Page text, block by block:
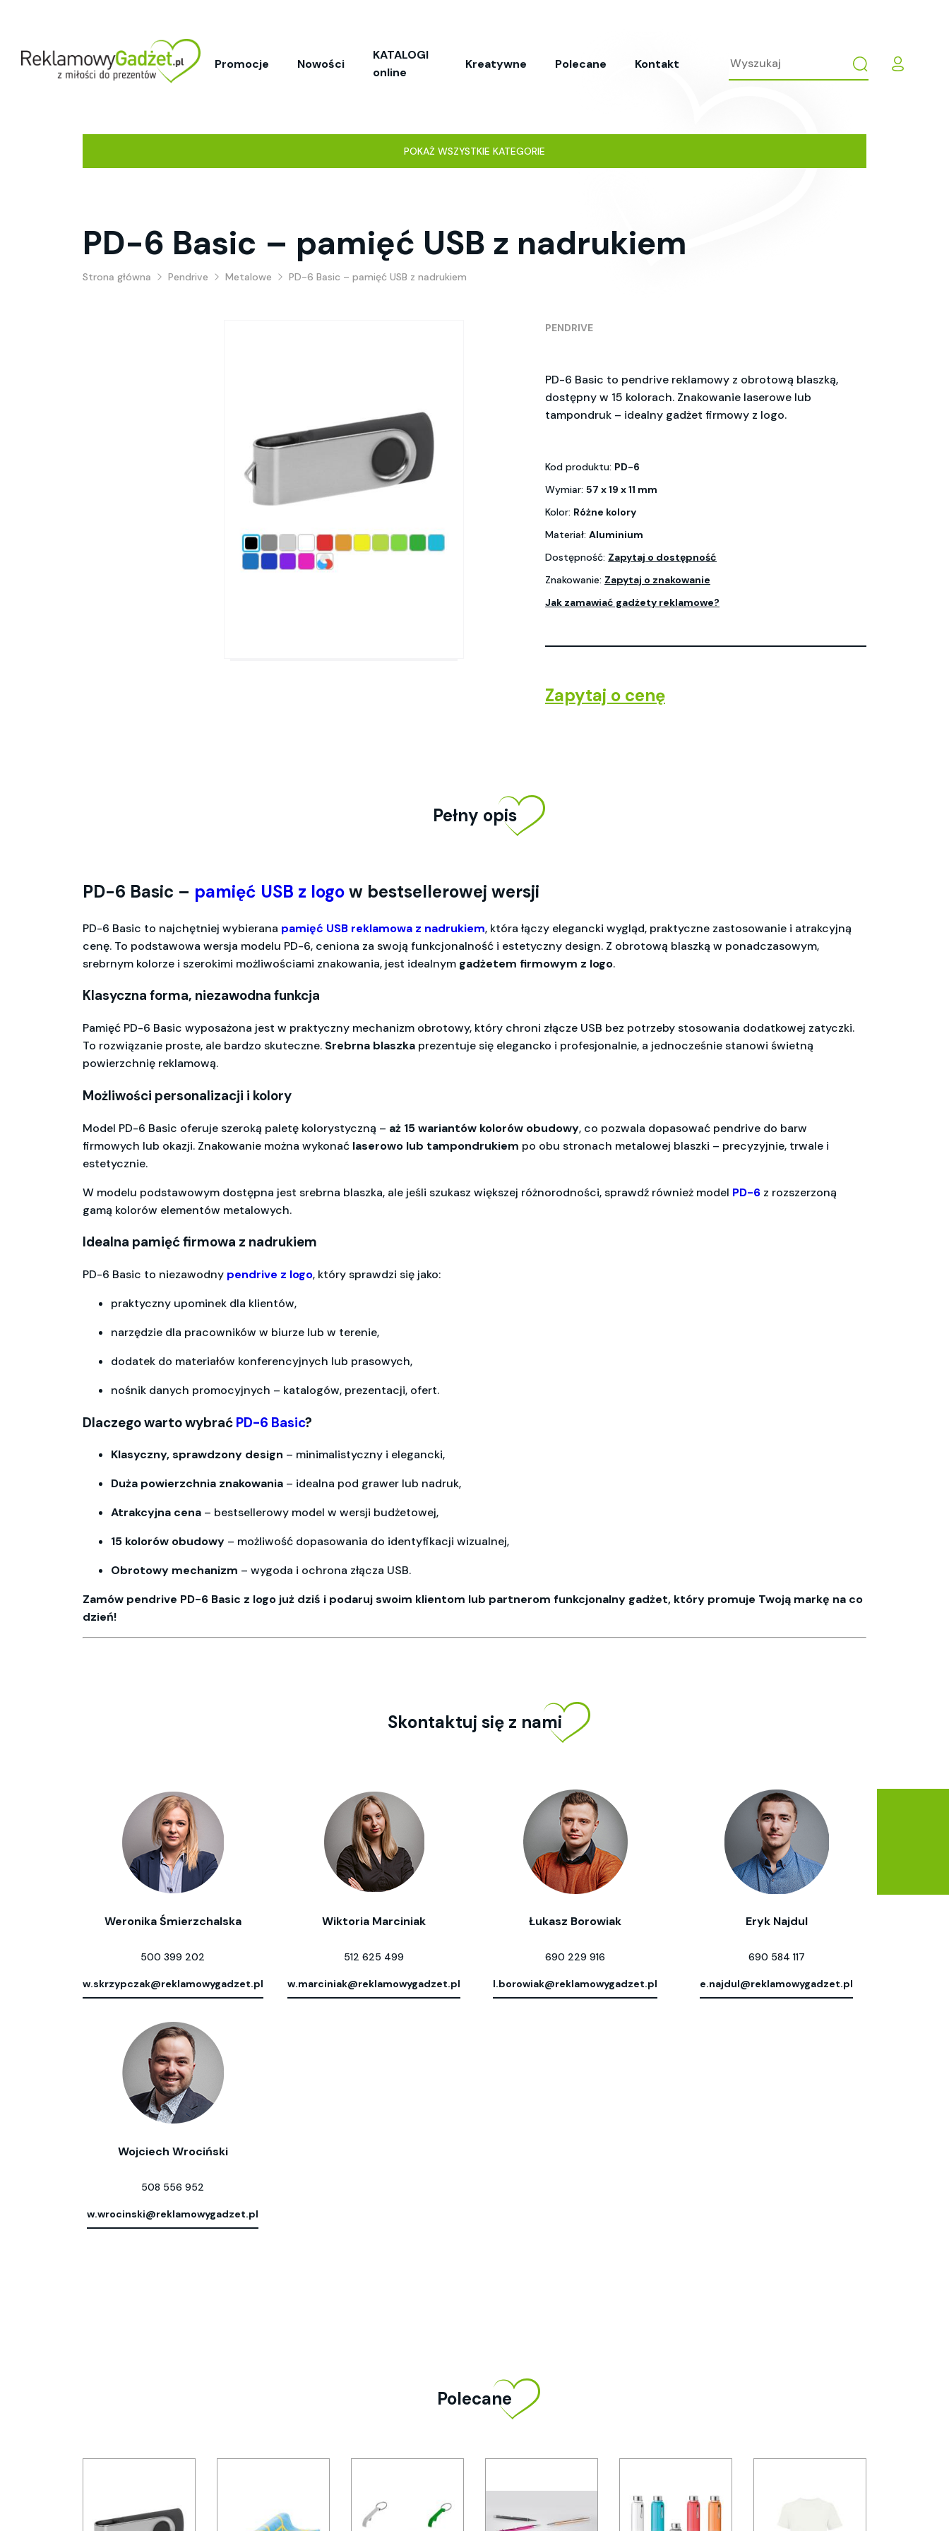
Promocje Nowości
KATALOGI
online
Kreatywne Polecane Kontakt
POKAŻ WSZYSTKIE KATEGORIE
PD-6 Basic – pamięć USB z nadrukiem
Strona główna Pendrive Metalowe PD-6 Basic – pamięć USB z nadrukiem
PENDRIVE
PD-6 Basic to pendrive reklamowy z obrotową blaszką,
dostępny w 15 kolorach. Znakowanie laserowe lub
tampondruk – idealny gadżet firmowy z logo.
Kod produktu: PD-6
Wymiar: 57 x 19 x 11 mm
Kolor: Różne kolory
Materiał: Aluminium
Dostępność: Zapytaj o dostępność
Znakowanie: Zapytaj o znakowanie
Jak zamawiać gadżety reklamowe?
Zapytaj o cenę
Pełny opis
PD-6 Basic – pamięć USB z logow bestsellerowej wersji
PD-6 Basic to najchętniej wybierana pamięć USB reklamowa z nadrukiem, która łączy elegancki wygląd, praktyczne zastosowanie i atrakcyjną
cenę. To podstawowa wersja modelu PD-6, ceniona za swoją funkcjonalność i estetyczny design. Z obrotową blaszką w ponadczasowym,
srebrnym kolorze i szerokimi możliwościami znakowania, jest idealnym gadżetem firmowym z logo.
Klasyczna forma, niezawodna funkcja
Pamięć PD-6 Basic wyposażona jest w praktyczny mechanizm obrotowy, który chroni złącze USB bez potrzeby stosowania dodatkowej zatyczki.
To rozwiązanie proste, ale bardzo skuteczne. Srebrna blaszka prezentuje się elegancko i profesjonalnie, a jednocześnie stanowi świetną
powierzchnię reklamową.
Możliwości personalizacji i kolory
Model PD-6 Basic oferuje szeroką paletę kolorystyczną – aż 15 wariantów kolorów obudowy, co pozwala dopasować pendrive do barw
firmowych lub okazji. Znakowanie można wykonać laserowo lub tampondrukiem po obu stronach metalowej blaszki – precyzyjnie, trwale i
estetycznie.
W modelu podstawowym dostępna jest srebrna blaszka, ale jeśli szukasz większej różnorodności, sprawdź również model PD-6 z rozszerzoną
gamą kolorów elementów metalowych.
Idealna pamięć firmowa z nadrukiem
PD-6 Basic to niezawodny pendrive z logo, który sprawdzi się jako:
praktyczny upominek dla klientów,
narzędzie dla pracowników w biurze lub w terenie,
dodatek do materiałów konferencyjnych lub prasowych,
nośnik danych promocyjnych – katalogów, prezentacji, ofert.
Dlaczego warto wybrać PD-6 Basic?
Klasyczny, sprawdzony design – minimalistyczny i elegancki,
Duża powierzchnia znakowania – idealna pod grawer lub nadruk,
Atrakcyjna cena – bestsellerowy model w wersji budżetowej,
15 kolorów obudowy – możliwość dopasowania do identyfikacji wizualnej,
Obrotowy mechanizm – wygoda i ochrona złącza USB.
Zamów pendrive PD-6 Basic z logo już dziś i podaruj swoim klientom lub partnerom funkcjonalny gadżet, który promuje Twoją markę na co
dzień!
Skontaktuj się z nami
Weronika Śmierzchalska
500 399 202
w.skrzypczak@reklamowygadzet.pl
Wiktoria Marciniak
512 625 499
w.marciniak@reklamowygadzet.pl
Łukasz Borowiak
690 229 916
l.borowiak@reklamowygadzet.pl
Eryk Najdul
690 584 117
e.najdul@reklamowygadzet.pl
Wojciech Wrociński
508 556 952
w.wrocinski@reklamowygadzet.pl
Polecane